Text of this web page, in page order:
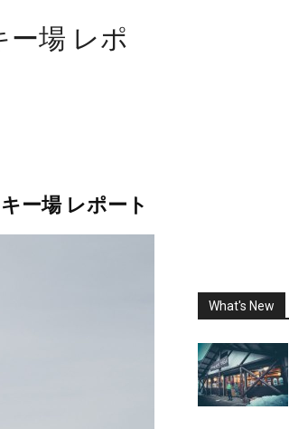
ー場 レポ
ー場 レポート
What's New